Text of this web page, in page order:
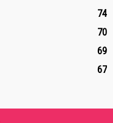
74
70
69
67